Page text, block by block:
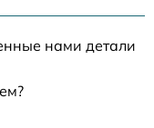
нами детали